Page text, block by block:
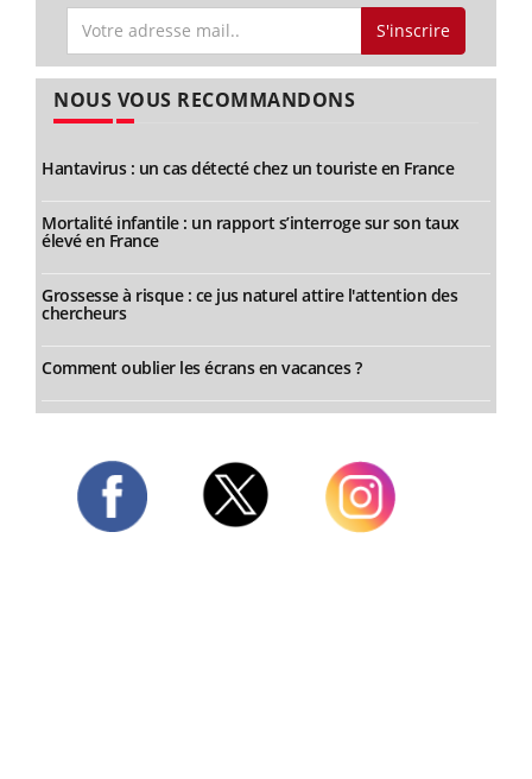
S'inscrire
NOUS VOUS RECOMMANDONS
Hantavirus : un cas détecté chez un touriste en France
Mortalité infantile : un rapport s’interroge sur son taux
élevé en France
Grossesse à risque : ce jus naturel attire l'attention des
chercheurs
Comment oublier les écrans en vacances ?